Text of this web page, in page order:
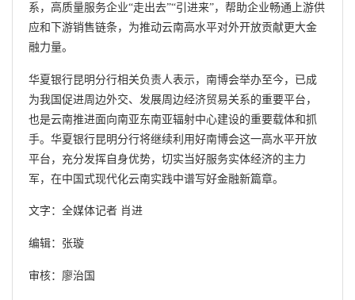
系，高质量服务企业“走出去”“引进来”，帮助企业畅通上游供
应和下游销售链条，为推动云南高水平对外开放贡献更大金
融力量。
华夏银行昆明分行相关负责人表示，南博会举办至今，已成
为我国促进周边外交、发展周边经济贸易关系的重要平台，
也是云南推进面向南亚东南亚辐射中心建设的重要载体和抓
手。华夏银行昆明分行将继续利用好南博会这一高水平开放
平台，充分发挥自身优势，切实当好服务实体经济的主力
军，在中国式现代化云南实践中谱写好金融新篇章。
文字：全媒体记者 肖进
编辑：张璇
审核：廖治国